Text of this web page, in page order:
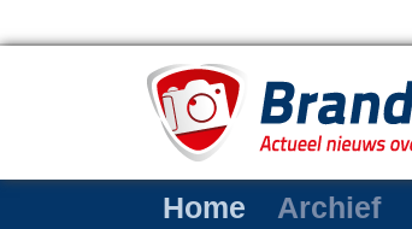
Home Archief